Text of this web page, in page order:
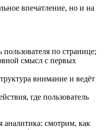
впечатление, но и на
по странице;
смысл с первых
внимание и ведёт
где пользователь
аналитика: смотрим, как